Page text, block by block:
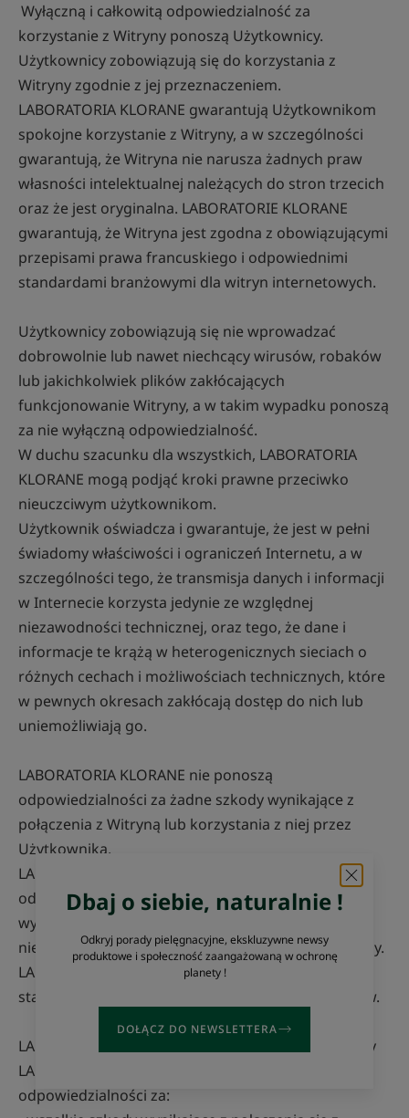
Wyłączną i całkowitą odpowiedzialność za
korzystanie z Witryny ponoszą Użytkownicy.
Użytkownicy zobowiązują się do korzystania z
Witryny zgodnie z jej przeznaczeniem.
LABORATORIA KLORANE gwarantują Użytkownikom
spokojne korzystanie z Witryny, a w szczególności
gwarantują, że Witryna nie narusza żadnych praw
własności intelektualnej należących do stron trzecich
oraz że jest oryginalna. LABORATORIE KLORANE
gwarantują, że Witryna jest zgodna z obowiązującymi
przepisami prawa francuskiego i odpowiednimi
standardami branżowymi dla witryn internetowych.
Użytkownicy zobowiązują się nie wprowadzać
dobrowolnie lub nawet niechcący wirusów, robaków
lub jakichkolwiek plików zakłócających
funkcjonowanie Witryny, a w takim wypadku ponoszą
za nie wyłączną odpowiedzialność.
W duchu szacunku dla wszystkich, LABORATORIA
KLORANE mogą podjąć kroki prawne przeciwko
nieuczciwym użytkownikom.
Użytkownik oświadcza i gwarantuje, że jest w pełni
świadomy właściwości i ograniczeń Internetu, a w
szczególności tego, że transmisja danych i informacji
w Internecie korzysta jedynie ze względnej
niezawodności technicznej, oraz tego, że dane i
informacje te krążą w heterogenicznych sieciach o
różnych cechach i możliwościach technicznych, które
w pewnych okresach zakłócają dostęp do nich lub
uniemożliwiają go.
LABORATORIA KLORANE nie ponoszą
odpowiedzialności za żadne szkody wynikające z
połączenia z Witryną lub korzystania z niej przez
Użytkownika.
LABORATORIA KLORANE nie ponoszą
odpowiedzialności za błędy, pominięcia, wirusy lub
wyniki, które mogą być uzyskane poprzez
niewłaściwe korzystanie z Usług, informacji i Witryny.
LABORATORIA KLORANE są związane jedynie
standardowym zobowiązaniem w zakresie środków.
LABORATORIA KLORANE, kierownicy lub pracownicy
LABORATORIÓW KLORANE/firmy PFDC nie ponoszą
odpowiedzialności za:
Dbaj o siebie, naturalnie !
Odkryj porady pielęgnacyjne, ekskluzywne newsy
produktowe i społeczność zaangażowaną w ochronę
planety !
DOŁĄCZ DO NEWSLETTERA